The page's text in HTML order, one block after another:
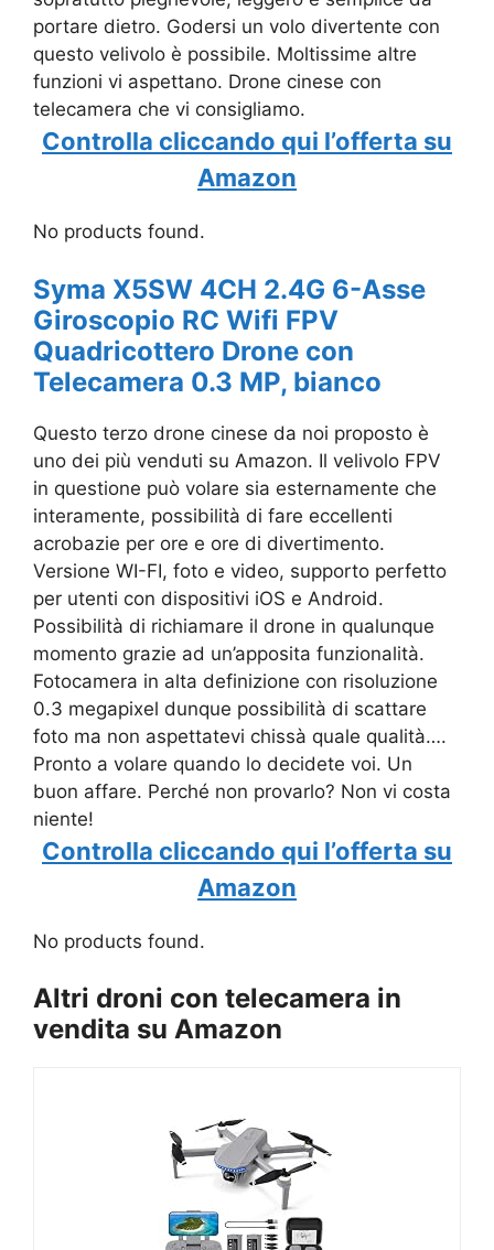
portare dietro. Godersi un volo divertente con
questo velivolo è possibile. Moltissime altre
funzioni vi aspettano. Drone cinese con
telecamera che vi consigliamo.
Controlla cliccando qui l’offerta su
Amazon
No products found.
Syma X5SW 4CH 2.4G 6-Asse
Giroscopio RC Wifi FPV
Quadricottero Drone con
Telecamera 0.3 MP, bianco
Questo terzo drone cinese da noi proposto è
uno dei più venduti su Amazon. Il velivolo FPV
in questione può volare sia esternamente che
interamente, possibilità di fare eccellenti
acrobazie per ore e ore di divertimento.
Versione WI-FI, foto e video, supporto perfetto
per utenti con dispositivi iOS e Android.
Possibilità di richiamare il drone in qualunque
momento grazie ad un’apposita funzionalità.
Fotocamera in alta definizione con risoluzione
0.3 megapixel dunque possibilità di scattare
foto ma non aspettatevi chissà quale qualità….
Pronto a volare quando lo decidete voi. Un
buon affare. Perché non provarlo? Non vi costa
niente!
Controlla cliccando qui l’offerta su
Amazon
No products found.
Altri droni con telecamera in
vendita su Amazon